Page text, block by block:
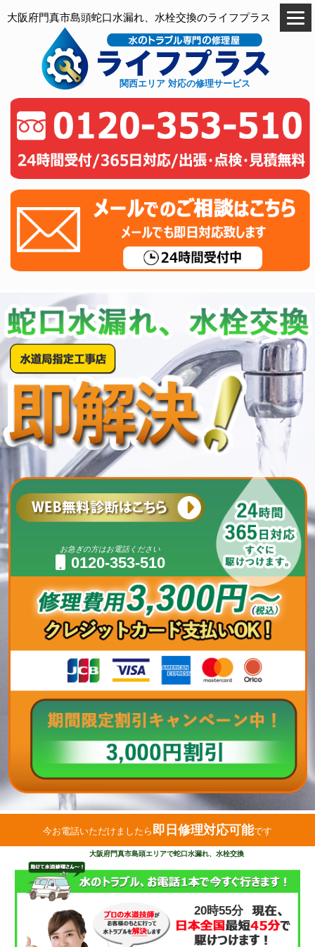
大阪府門真市島頭蛇口水漏れ、水栓交換のライフプラス
関西エリア 対応の修理サービス
お急ぎの方はお電話ください
0120-353-510
今お電話いただけましたら 即日修理対応可能です
大阪府門真市島頭エリアで蛇口水漏れ、水栓交換
20時55分